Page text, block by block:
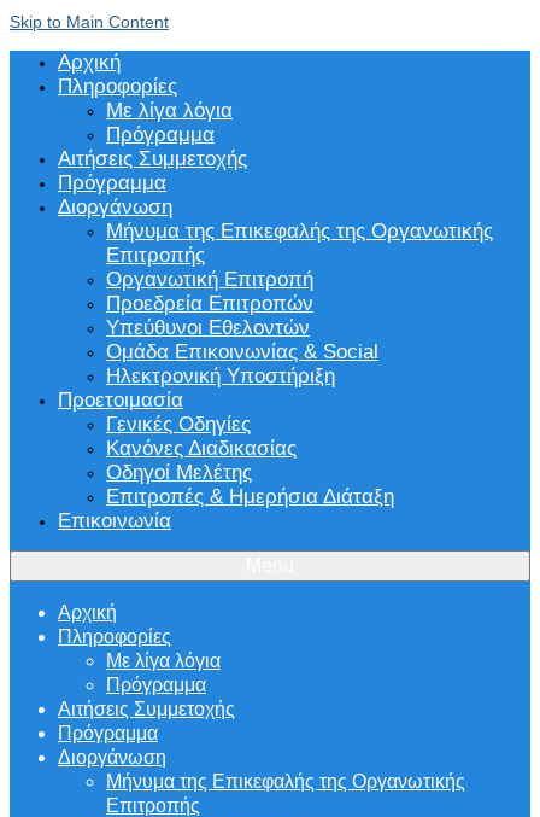
Skip to Main Content
Αρχική
Πληροφορίες
Με λίγα λόγια
Πρόγραμμα
Αιτήσεις Συμμετοχής
Πρόγραμμα
Διοργάνωση
Μήνυμα της Επικεφαλής της Οργανωτικής
Επιτροπής
Οργανωτική Επιτροπή
Προεδρεία Επιτροπών
Υπεύθυνοι Εθελοντών
Ομάδα Επικοινωνίας & Social
Ηλεκτρονική Υποστήριξη
Προετοιμασία
Γενικές Οδηγίες
Κανόνες Διαδικασίας
Οδηγοί Μελέτης
Επιτροπές & Ημερήσια Διάταξη
Επικοινωνία
Αρχική
Πληροφορίες
Με λίγα λόγια
Πρόγραμμα
Αιτήσεις Συμμετοχής
Πρόγραμμα
Διοργάνωση
Μήνυμα της Επικεφαλής της Οργανωτικής
Επιτροπής